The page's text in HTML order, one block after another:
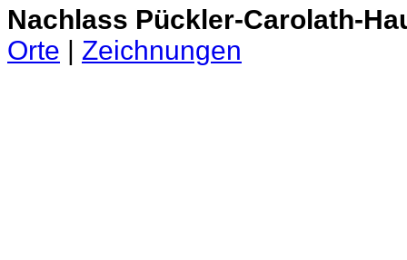
Nachlass Pückler-Carolath-
Orte | Zeichnungen